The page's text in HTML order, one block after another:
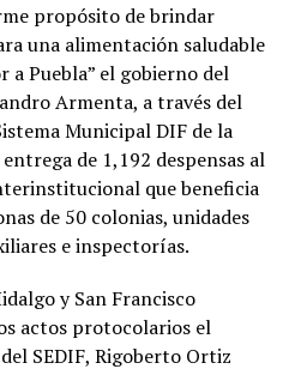
propósito de brindar
una alimentación saludable
a Puebla” el gobierno del
Armenta, a través del
Municipal DIF de la
de 1,192 despensas al
que beneficia
de 50 colonias, unidades
e inspectorías.
y San Francisco
actos protocolarios el
SEDIF, Rigoberto Ortiz